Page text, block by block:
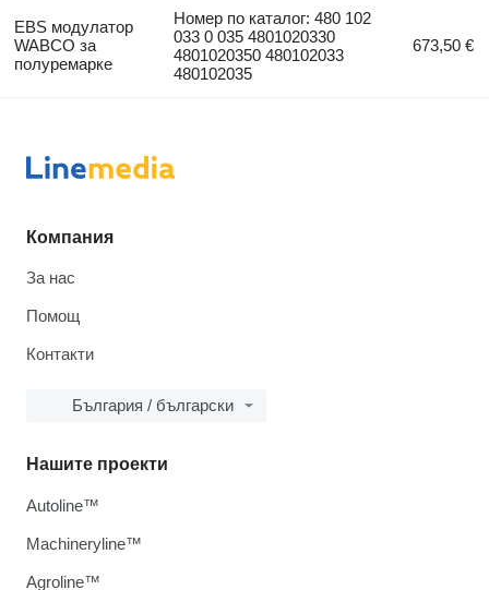
EBS модулатор
WABCO за
полуремарке
Номер по каталог: 480 102
033 0 035 4801020330
4801020350 480102033
480102035
673,50 €
Компания
За нас
Помощ
Контакти
България / български
Нашите проекти
Autoline™
Machineryline™
Agroline™